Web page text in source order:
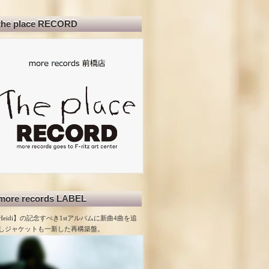
place RECORD
records LABEL
】の記念すべき1stアルバムに新曲4曲を追
ジャケットも一新した再構築盤。